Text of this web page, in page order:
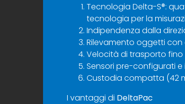
Tecnologia Delta-S®:
tecnologia per la
Indipendenza dalla
Rilevamento oggetti
Velocità di trasporto
Sensori pre-configurati e
Custodia compatta (42
I vantaggi di DeltaPac